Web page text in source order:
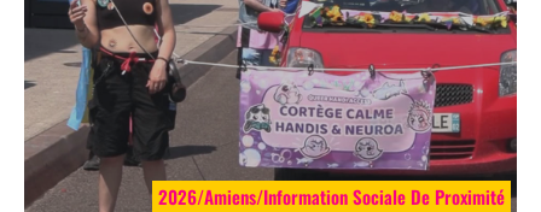
2026/Amiens/Information Sociale De Proximité